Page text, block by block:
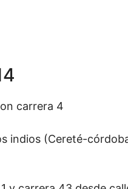
carrera 4
(Cereté-